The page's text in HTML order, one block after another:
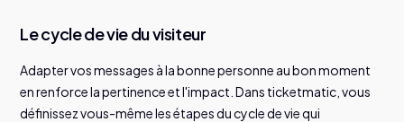
Le cycle de vie du visiteur
Adapter vos messages à la bonne personne au bon moment
en renforce la pertinence et l'impact. Dans ticketmatic, vous
définissez vous-même les étapes du cycle de vie qui